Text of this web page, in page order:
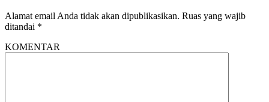
Alamat email Anda tidak akan dipublikasikan. Ruas yang wajib
ditandai *
KOMENTAR